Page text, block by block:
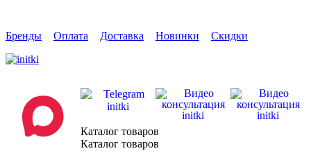
Бренды Оплата Доставка Новинки Скидки
Каталог товаров
Каталог товаров